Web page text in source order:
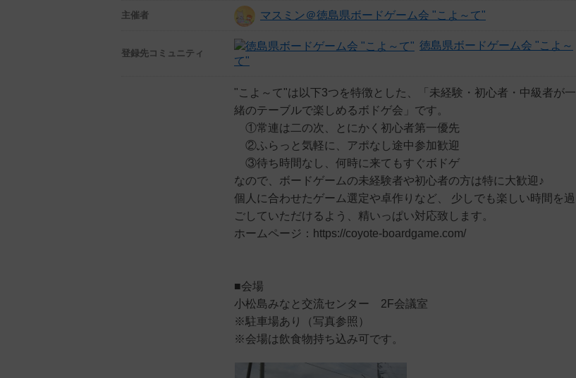
主催者 マスミン＠徳島県ボードゲーム会 "こよ～て"
登録先コミュニティ
徳島県ボードゲーム会 "こよ～
て"
"こよ～て"は以下3つを特徴とした、「未経験・初心者・中級者が一
緒のテーブルで楽しめるボドゲ会」です。
①常連は二の次、とにかく初心者第一優先
②ふらっと気軽に、アポなし途中参加歓迎
③待ち時間なし、何時に来てもすぐボドゲ
なので、ボードゲームの未経験者や初心者の方は特に大歓迎♪
個人に合わせたゲーム選定や卓作りなど、 少しでも楽しい時間を過
ごしていただけるよう、精いっぱい対応致します。
ホームページ：https://coyote-boardgame.com/
■会場
小松島みなと交流センター 2F会議室
※駐車場あり（写真参照）
※会場は飲食物持ち込み可です。